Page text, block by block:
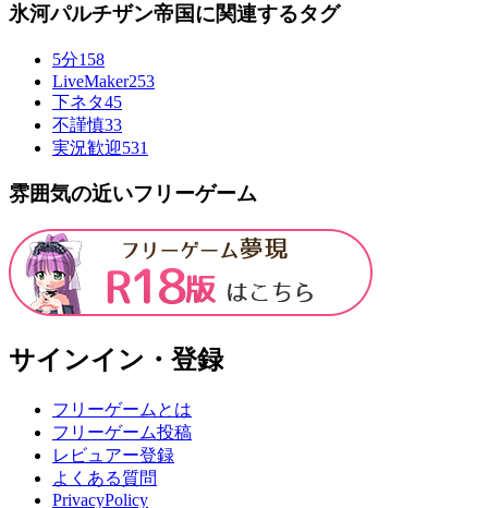
氷河パルチザン帝国に関連するタグ
5分158
LiveMaker253
下ネタ45
不謹慎33
実況歓迎531
雰囲気の近いフリーゲーム
サインイン・登録
フリーゲームとは
フリーゲーム投稿
レビュアー登録
よくある質問
PrivacyPolicy